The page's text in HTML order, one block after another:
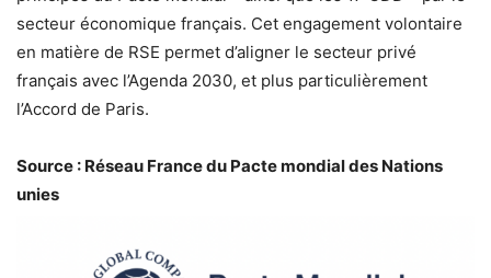
secteur économique français. Cet engagement volontaire
en matière de RSE permet d’aligner le secteur privé
français avec l’Agenda 2030, et plus particulièrement
l’Accord de Paris.
Source : Réseau France du Pactemondialdes Nations
unies